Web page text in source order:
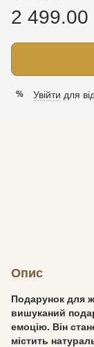
2 499.00
% Увійти для
Опис
Подарунок для
вишуканий
емоцію. Він
містить